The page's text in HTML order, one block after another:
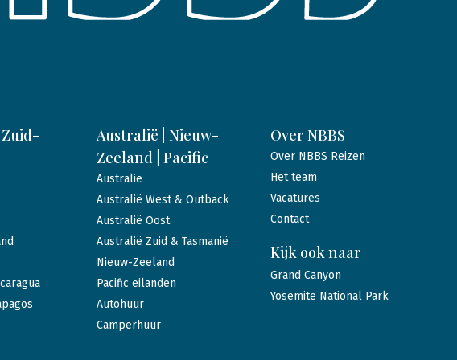
Australië | Nieuw-
Zeeland | Pacific
Australië
Australië West & Outback
Australië Oost
Australië Zuid & Tasmanië
Nieuw-Zeeland
Pacific eilanden
Autohuur
Camperhuur
Over NBBS
Over NBBS Reizen
Het team
Vacatures
Contact
Kijk ook naar
Grand Canyon
Yosemite National Park